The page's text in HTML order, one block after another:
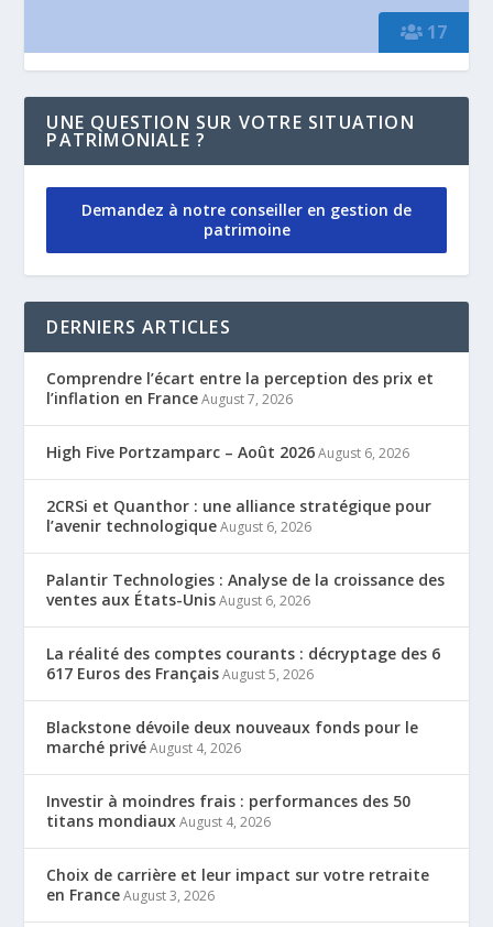
17
UNE QUESTION SUR VOTRE SITUATION
PATRIMONIALE ?
Demandez à notre conseiller en gestion de
patrimoine
DERNIERS ARTICLES
Comprendre l’écart entre la perception des prix et
l’inflation en France August 7, 2026
High Five Portzamparc – Août 2026 August 6, 2026
2CRSi et Quanthor : une alliance stratégique pour
l’avenir technologique August 6, 2026
Palantir Technologies : Analyse de la croissance des
ventes aux États-Unis August 6, 2026
La réalité des comptes courants : décryptage des 6
617 Euros des Français August 5, 2026
Blackstone dévoile deux nouveaux fonds pour le
marché privé August 4, 2026
Investir à moindres frais : performances des 50
titans mondiaux August 4, 2026
Choix de carrière et leur impact sur votre retraite
en France August 3, 2026